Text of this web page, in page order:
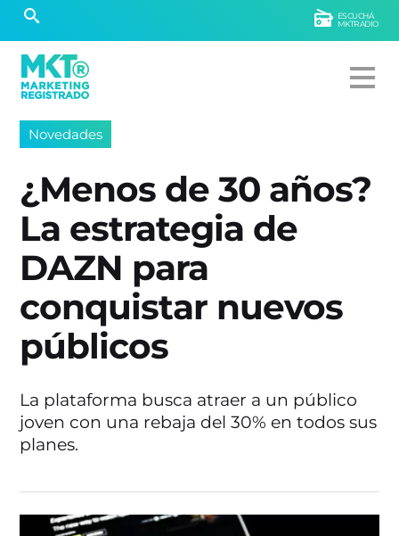
ESCUCHÁ
MKTRADIO
Novedades
¿Menos de 30 años?
La estrategia de
DAZN para
conquistar nuevos
públicos
La plataforma busca atraer a un público
joven con una rebaja del 30% en todos sus
planes.